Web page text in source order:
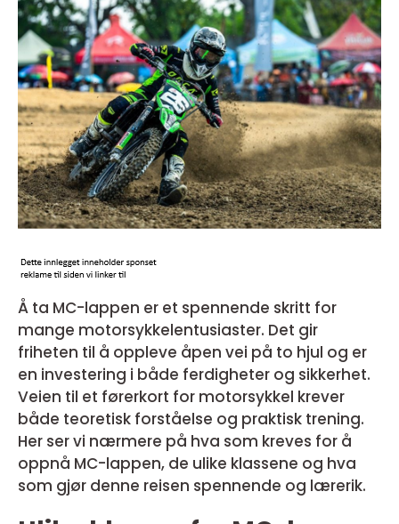
Å ta MC-lappen er et spennende skritt for
mange motorsykkelentusiaster. Det gir
friheten til å oppleve åpen vei på to hjul og er
en investering i både ferdigheter og sikkerhet.
Veien til et førerkort for motorsykkel krever
både teoretisk forståelse og praktisk trening.
Her ser vi nærmere på hva som kreves for å
oppnå MC-lappen, de ulike klassene og hva
som gjør denne reisen spennende og lærerik.